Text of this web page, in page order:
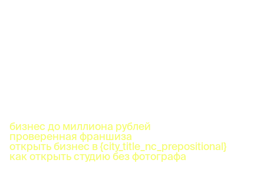
бизнес до миллиона рублей
проверенная франшиза
открыть бизнес в {city_title_nc_prepositional}
как открыть студию без фотографа